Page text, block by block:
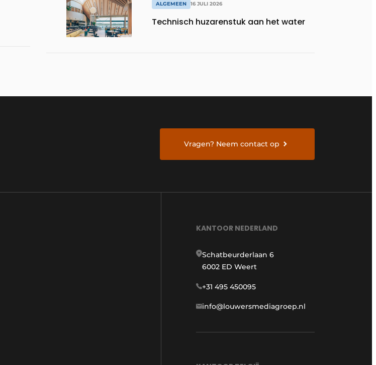
ALGEMEEN 16 JULI 2026
Technisch huzarenstuk aan het water
Vragen? Neem contact op
KANTOOR NEDERLAND
Schatbeurderlaan 6
6002 ED Weert
+31 495 450095
info@louwersmediagroep.nl